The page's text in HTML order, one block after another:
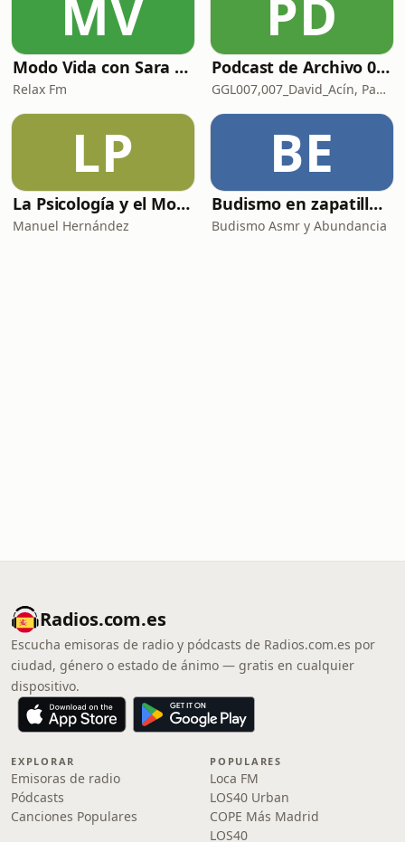
MV
Modo Vida con Sara Manzaneque
Relax Fm
PD
Podcast de Archivo 007
GGL007,007_David_Acín, Pablo_Ortega, 58, AlbertoBond y Claalc
LP
La Psicología y el Modelo Parcuve®
Manuel Hernández
BE
Budismo en zapatillas, El budismo sin sermones
Budismo Asmr y Abundancia
Radios.com.es
Escucha emisoras de radio y pódcasts de Radios.com.es por
ciudad, género o estado de ánimo — gratis en cualquier
dispositivo.
EXPLORAR
Emisoras de radio
Pódcasts
Canciones Populares
POPULARES
Loca FM
LOS40 Urban
COPE Más Madrid
LOS40